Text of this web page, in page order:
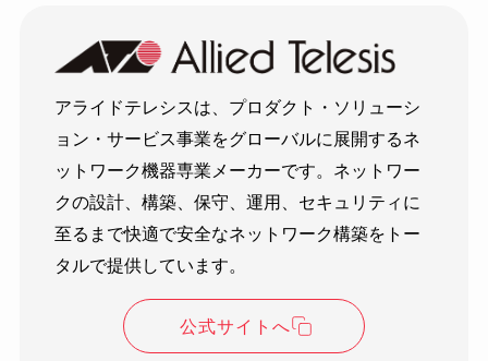
アライドテレシスは、プロダクト・ソリューシ
ョン・サービス事業をグローバルに展開するネ
ットワーク機器専業メーカーです。ネットワー
クの設計、構築、保守、運用、セキュリティに
至るまで快適で安全なネットワーク構築をトー
タルで提供しています。
公式サイトへ